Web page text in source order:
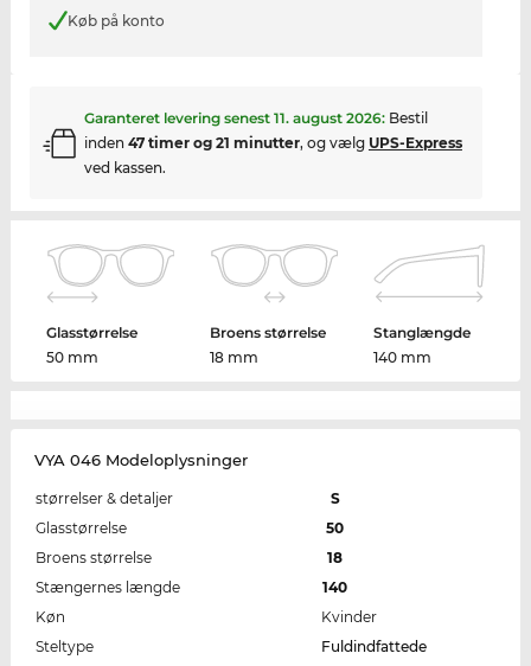
Køb på konto
Garanteret levering senest 11. august 2026: Bestil
inden 47 timer og 21 minutter, og vælg UPS-Express
ved kassen.
Glasstørrelse
50 mm
Broens størrelse
18 mm
Stanglængde
140 mm
VYA 046 Modeloplysninger
størrelser & detaljer
S
Glasstørrelse
50
Broens størrelse
18
Stængernes længde
140
Køn
Kvinder
Steltype
Fuldindfattede